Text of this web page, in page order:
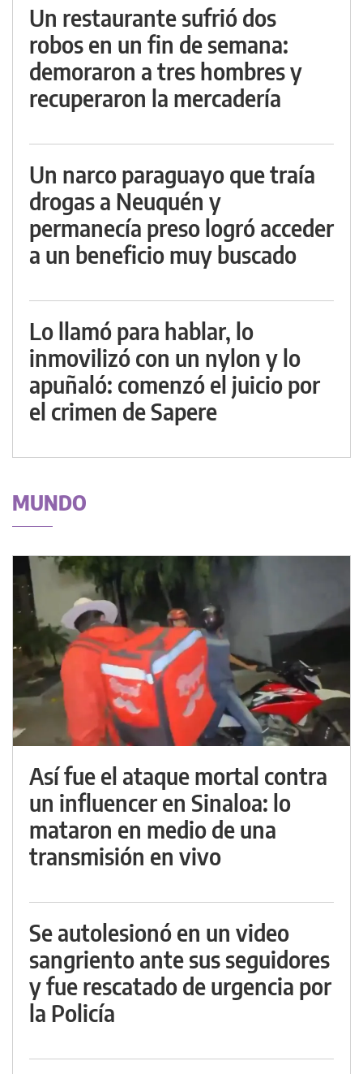
Un restaurante sufrió dos
robos en un fin de semana:
demoraron a tres hombres y
recuperaron la mercadería
Un narco paraguayo que traía
drogas a Neuquén y
permanecía preso logró acceder
a un beneficio muy buscado
Lo llamó para hablar, lo
inmovilizó con un nylon y lo
apuñaló: comenzó el juicio por
el crimen de Sapere
MUNDO
Así fue el ataque mortal contra
un influencer en Sinaloa: lo
mataron en medio de una
transmisión en vivo
Se autolesionó en un video
sangriento ante sus seguidores
y fue rescatado de urgencia por
la Policía